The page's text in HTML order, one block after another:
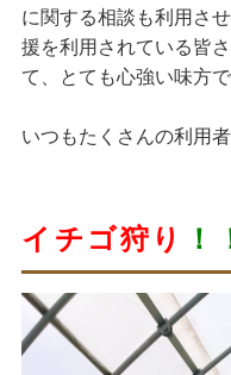
に関する相談も利用さ
援を利用されている皆
て、とても心強い味方で
いつもたくさんの利用
イチゴ狩り ！